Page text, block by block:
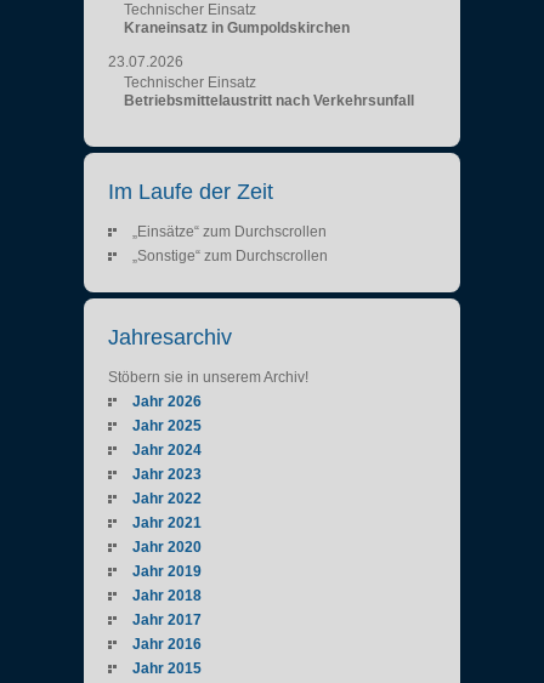
Technischer Einsatz
Kraneinsatz in Gumpoldskirchen
23.07.2026
Technischer Einsatz
Betriebsmittelaustritt nach Verkehrsunfall
Im Laufe der Zeit
„Einsätze“ zum Durchscrollen
„Sonstige“ zum Durchscrollen
Jahresarchiv
Stöbern sie in unserem Archiv!
Jahr 2026
Jahr 2025
Jahr 2024
Jahr 2023
Jahr 2022
Jahr 2021
Jahr 2020
Jahr 2019
Jahr 2018
Jahr 2017
Jahr 2016
Jahr 2015